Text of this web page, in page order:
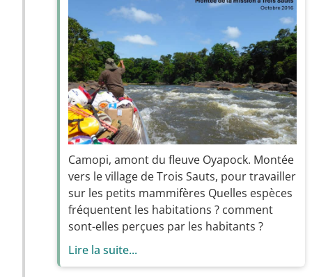
Camopi, amont du fleuve Oyapock. Montée
vers le village de Trois Sauts, pour travailler
sur les petits mammifères Quelles espèces
fréquentent les habitations ? comment
sont-elles perçues par les habitants ?
Lire la suite...